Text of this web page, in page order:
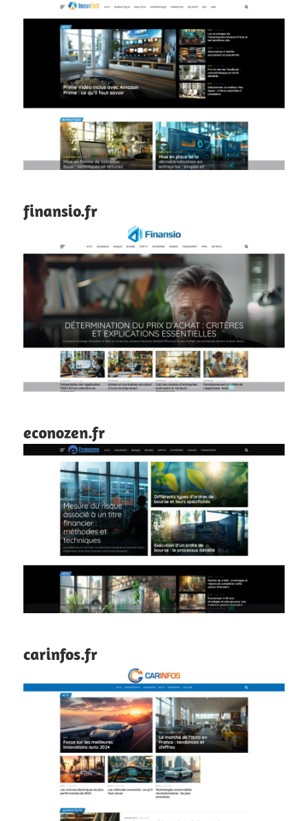
finansio.fr
econozen.fr
carinfos.fr